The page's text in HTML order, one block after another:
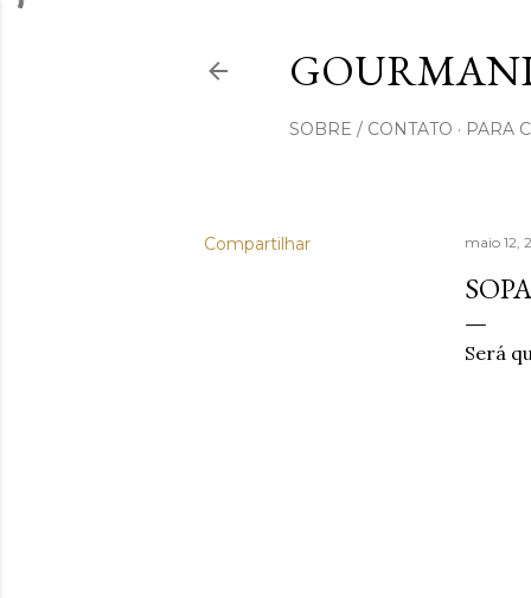
SOBRE / CONTATO PARA
Compartilhar maio 12,
Será